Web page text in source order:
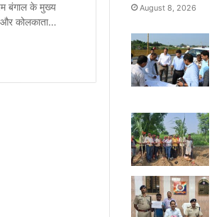
बंगाल के मुख्य
कोलकाता…
August 8, 2026